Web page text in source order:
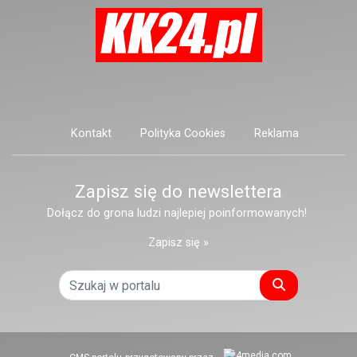
Kontakt Polityka Cookies Reklama
Zapisz się do newslettera
Dołącz do grona ludzi najlepiej poinformowanych!
Zapisz się »
Szukaj